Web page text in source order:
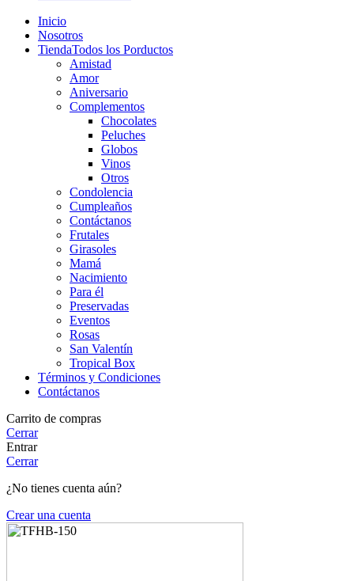
Inicio
Nosotros
TiendaTodos los Porductos
Amistad
Amor
Aniversario
Complementos
Chocolates
Peluches
Globos
Vinos
Otros
Condolencia
Cumpleaños
Contáctanos
Frutales
Girasoles
Mamá
Nacimiento
Para él
Preservadas
Eventos
Rosas
San Valentín
Tropical Box
Términos y Condiciones
Contáctanos
Carrito de compras
Cerrar
Entrar
Cerrar
¿No tienes cuenta aún?
Crear una cuenta